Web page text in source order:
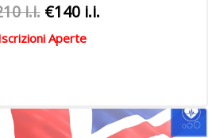
i.i. €140 i.i.
Aperte